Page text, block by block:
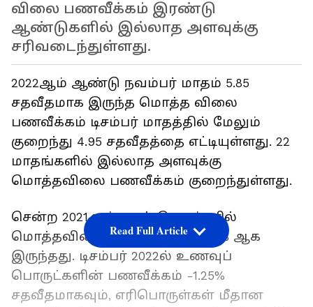
விலை பணவீக்கம் இரண்டு
ஆண்டுகளில் இல்லாத அளவுக்கு
சரிவடைந்துள்ளது.
2022ஆம் ஆண்டு நவம்பர் மாதம் 5.85
சதவீதமாக இருந்த மொத்த விலை
பணவீக்கம் டிசம்பர் மாதத்தில் மேலும்
குறைந்து 4.95 சதவீதத்தை எட்டியுள்ளது. 22
மாதங்களில் இல்லாத அளவுக்கு
மொத்தவிலை பணவீக்கம் குறைந்துள்ளது.
சென்ற 2021ஆம் ஆண்டு டிசம்பரில்
மொத்தவிலை பணவீக்கம் 14.27% ஆக
இருந்தது. டிசம்பர் 2022ல் உணவுப்
பொருட்களின் பணவீக்கம் -1.25%
சதவீதமாகவும், எரிபொருள்கள் மீதான
Read Full Article